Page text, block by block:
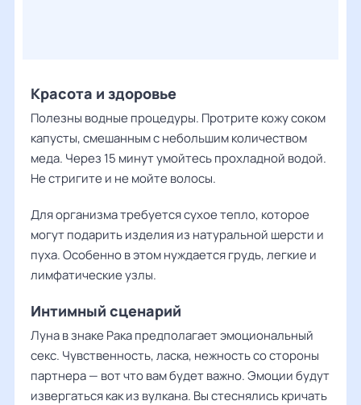
Красота и здоровье
Полезны водные процедуры. Протрите кожу соком
капусты, смешанным с небольшим количеством
меда. Через 15 минут умойтесь прохладной водой.
Не стригите и не мойте волосы.
Для организма требуется сухое тепло, которое
могут подарить изделия из натуральной шерсти и
пуха. Особенно в этом нуждается грудь, легкие и
лимфатические узлы.
Интимный сценарий
Луна в знаке Рака предполагает эмоциональный
секс. Чувственность, ласка, нежность со стороны
партнера — вот что вам будет важно. Эмоции будут
извергаться как из вулкана. Вы стеснялись кричать